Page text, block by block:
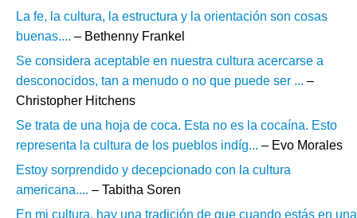
La fe, la cultura, la estructura y la orientación son cosas
buenas.... – Bethenny Frankel
Se considera aceptable en nuestra cultura acercarse a
desconocidos, tan a menudo o no que puede ser ... –
Christopher Hitchens
Se trata de una hoja de coca. Esta no es la cocaína. Esto
representa la cultura de los pueblos indíg... – Evo Morales
Estoy sorprendido y decepcionado con la cultura
americana.... – Tabitha Soren
En mi cultura, hay una tradición de que cuando estás en una